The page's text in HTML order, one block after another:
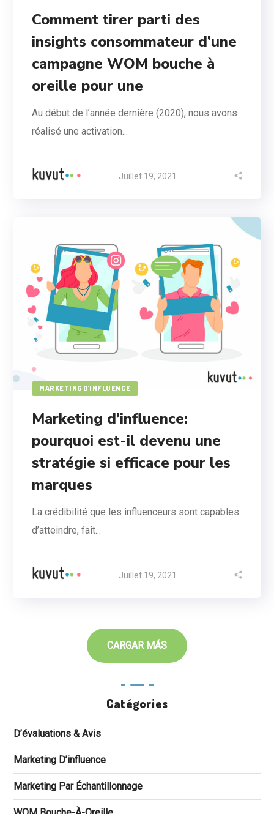
Comment tirer parti des
insights consommateur d’une
campagne WOM bouche à
oreille pour une
Au début de l’année dernière (2020), nous avons
réalisé une activation...
Juillet 19, 2021
MARKETING D’INFLUENCE
Marketing d’influence:
pourquoi est-il devenu une
stratégie si efficace pour les
marques
La crédibilité que les influenceurs sont capables
d’atteindre, fait...
Juillet 19, 2021
Catégories
D’évaluations & Avis
Marketing D’influence
Marketing Par Échantillonnage